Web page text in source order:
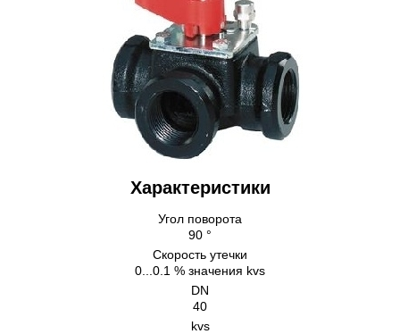
Характеристики
Угол поворота
90 °
Скорость утечки
0...0.1 % значения kvs
DN
40
kvs